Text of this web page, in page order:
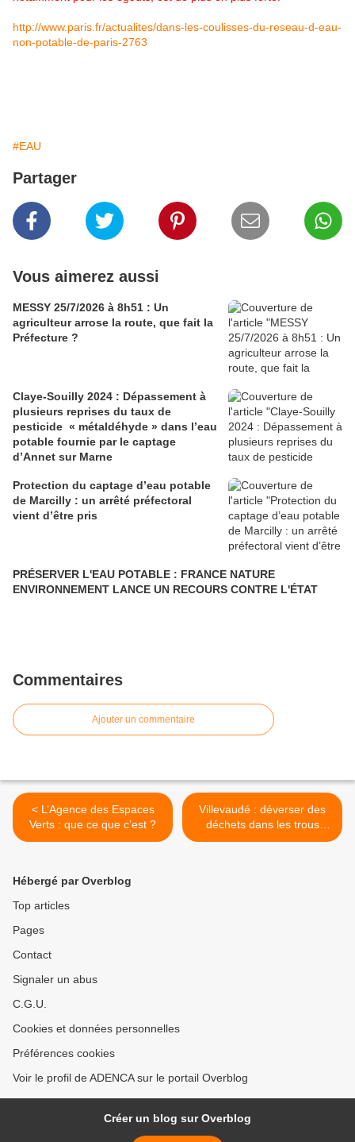
http://www.paris.fr/actualites/dans-les-coulisses-du-reseau-d-eau-
non-potable-de-paris-2763
#EAU
Partager
Vous aimerez aussi
MESSY 25/7/2026 à 8h51 : Un
agriculteur arrose la route, que fait la
Préfecture ?
Claye-Souilly 2024 : Dépassement à
plusieurs reprises du taux de
pesticide « métaldéhyde » dans l’eau
potable fournie par le captage
d’Annet sur Marne
Protection du captage d’eau potable
de Marcilly : un arrêté préfectoral
vient d’être pris
PRÉSERVER L'EAU POTABLE : FRANCE NATURE
ENVIRONNEMENT LANCE UN RECOURS CONTRE L'ÉTAT
Commentaires
Ajouter un commentaire
< L’Agence des Espaces
Verts : que ce que c’est ?
Villevaudé : déverser des
déchets dans les trous
après exploitation du gypse,
Hébergé par Overblog
Top articles
Pages
Contact
Signaler un abus
C.G.U.
Cookies et données personnelles
Préférences cookies
Voir le profil de ADENCA sur le portail Overblog
Créer un blog sur Overblog